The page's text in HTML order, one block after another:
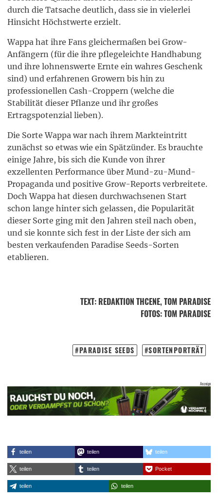
durch die Tatsache deutlich, dass sie in vielerlei
Hinsicht Höchstwerte erzielt.
Wappa hat ihre Fans gleichermaßen bei Grow-
Anfängern (für die ihre pflegeleichte Handhabung
und ihre lohnenswerte Ernte ein wahres Geschenk
sind) und erfahrenen Growern bis hin zu
professionellen Cash-Croppern (welche die
Stabilität dieser Pflanze und ihr großes
Ertragspotenzial lieben).
Die Sorte Wappa war nach ihrem Markteintritt
zunächst so etwas wie ein Spätzünder. Es brauchte
einige Jahre, bis sich die Kunde von ihrer
exzellenten Performance über Mund-zu-Mund-
Propaganda und positive Grow-Reports verbreitete.
Doch Wappa hat diesen durchwachsenen Start
schon lange hinter sich gelassen, die Popularität
dieser Sorte ging mit den Jahren steil nach oben,
und sie konnte sich fest in der Liste der sich am
besten verkaufenden Paradise Seeds-Sorten
etablieren.
TEXT: REDAKTION THCENE, TOM PARADISE
FOTOS: TOM PARADISE
PARADISE SEEDS SORTENPORTRÄT
teilen teilen teilen
teilen teilen Pocket
teilen teilen